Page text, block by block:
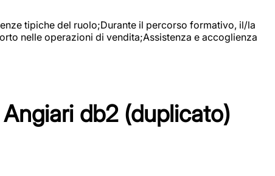
tipiche del ruolo;Durante il percorso formativo, il/la
nelle operazioni di vendita;Assistenza e accoglienza
db2 (duplicato)